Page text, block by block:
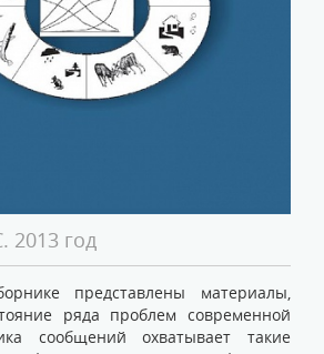
2013 год
представлены материалы,
ряда проблем современной
сообщений охватывает такие